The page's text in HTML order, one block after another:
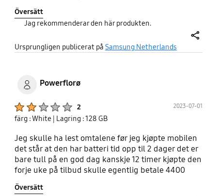
wendbare telefoon met dezelfde vertrouwde
software als alle voorgaande samsungs uit de A-
lijn. Wat vooral fijn aan de A-lijn telefoons is , is dat
de vertouwde outlook van microsoft met alle
gebruik. Voor mij is het een vertrouwde fijne
telefoon die niet onder doet voor de duurdere
variant de samsung S.
Översätt
Jag rekommenderar den här produkten.
Ursprungligen publicerat på Samsung Netherlands
Powerflorø
2 2023-07-01
färg : White | Lagring : 128 GB
Jeg skulle ha lest omtalene før jeg kjøpte mobilen
det står at den har batteri tid opp til 2 dager det er
bare tull på en god dag kanskje 12 timer kjøpte den
forje uke på tilbud skulle egentlig betale 4400
siden den er sort det var samme pris sa ho jeg
Översätt